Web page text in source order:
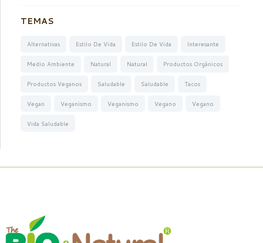
TEMAS
Alternativas Estilo De Vida Estilo De Vida Interesante
Medio Ambiente Natural Natural Productos Orgánicos
Productos Veganos Saludable Saludable Tacos
Vegan Veganismo Veganismo Vegano Vegano
Vida Saludable